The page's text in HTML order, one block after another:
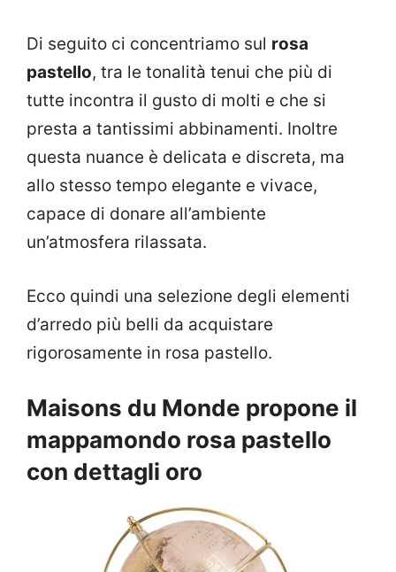
Di seguito ci concentriamo sul rosa
pastello, tra le tonalità tenui che più di
tutte incontra il gusto di molti e che si
presta a tantissimi abbinamenti. Inoltre
questa nuance è delicata e discreta, ma
allo stesso tempo elegante e vivace,
capace di donare all’ambiente
un’atmosfera rilassata.
Ecco quindi una selezione degli elementi
d’arredo più belli da acquistare
rigorosamente in rosa pastello.
Maisons du Monde propone il
mappamondo rosa pastello
con dettagli oro